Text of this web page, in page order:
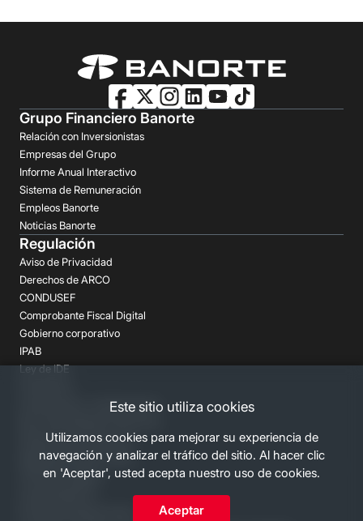
Este sitio utiliza cookies
Utilizamos cookies para mejorar su experiencia de
navegación y analizar el tráfico del sitio. Al hacer clic
en 'Aceptar', usted acepta nuestro uso de cookies.
Aceptar
Grupo Financiero Banorte
Relación con Inversionistas
Empresas del Grupo
Informe Anual Interactivo
Sistema de Remuneración
Empleos Banorte
Noticias Banorte
Regulación
Aviso de Privacidad
Derechos de ARCO
CONDUSEF
Comprobante Fiscal Digital
Gobierno corporativo
IPAB
Ley de IDE
Aclaraciones y reclamaciones
Despachos de Cobranza
Regulación FATCA-CRS
Términos Legales